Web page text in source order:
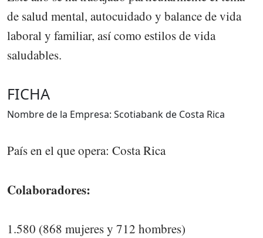
de salud mental, autocuidado y balance de vida
laboral y familiar, así como estilos de vida
saludables.
FICHA
Nombre de la Empresa: Scotiabank de Costa Rica
País en el que opera: Costa Rica
Colaboradores:
1.580 (868 mujeres y 712 hombres)